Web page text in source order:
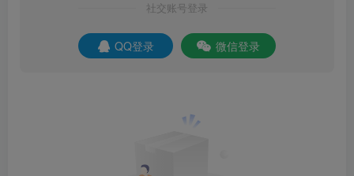
社交账号登录
QQ登录 微信登录